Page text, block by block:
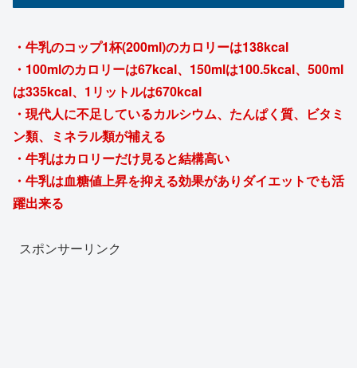
・牛乳のコップ1杯(200ml)のカロリーは138kcal
・100mlのカロリーは67kcal、150mlは100.5kcal、500ml
は335kcal、1リットルは670kcal
・現代人に不足しているカルシウム、たんぱく質、ビタミ
ン類、ミネラル類が補える
・牛乳はカロリーだけ見ると結構高い
・牛乳は血糖値上昇を抑える効果がありダイエットでも活
躍出来る
スポンサーリンク